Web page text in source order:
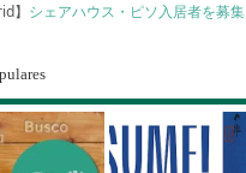
】 シェアハウス・ピソ入居者を募集